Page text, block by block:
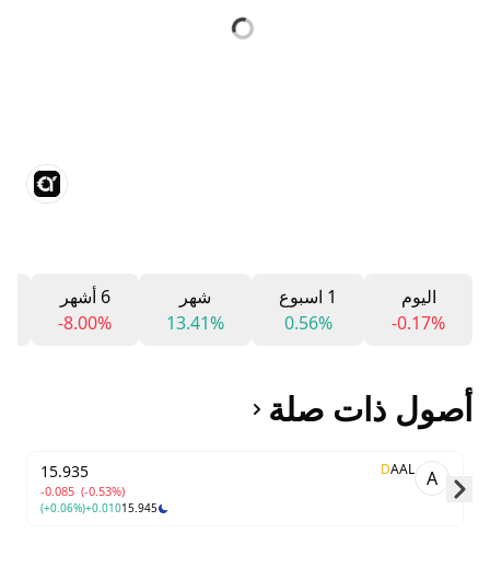
اليوم
-0.17%
1 اسبوع
0.56%
شهر
13.41%
6 أشهر
-8.00%
أصول ذات صلة
A
AAL
D
15.935
-0.085 (-0.53%)
15.945
+0.010
(+0.06%)